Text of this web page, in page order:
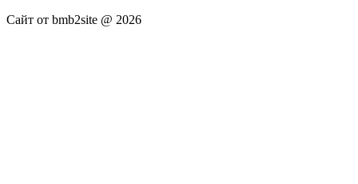
Сайт от bmb2site @ 2026